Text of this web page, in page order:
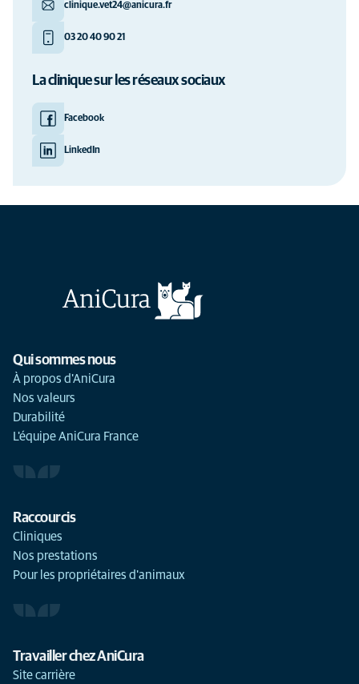
clinique.vet24@anicura.fr
03 20 40 90 21
La clinique sur les réseaux sociaux
Facebook
LinkedIn
Qui sommes nous
À propos d'AniCura
Nos valeurs
Durabilité
L'équipe AniCura France
Raccourcis
Cliniques
Nos prestations
Pour les propriétaires d'animaux
Travailler chez AniCura
Site carrière